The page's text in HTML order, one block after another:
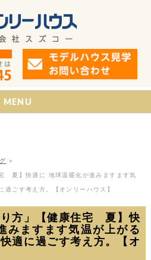
MENU
»
夏】快適に 地球温暖化が進みますます気
過ごす考え方。【オンリーハウス】
り方」【健康住宅 夏】快
みますます気温が上がる
適に過ごす考え方。【オ